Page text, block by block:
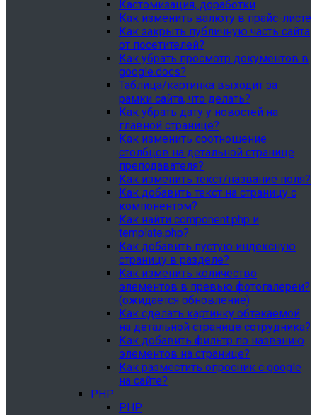
Кастомизация, доработки
Как изменить валюту в прайс-листе
Как закрыть публичную часть сайта
от посетителей?
Как убрать просмотр документов в
google.docs?
Таблица/картинка выходит за
рамки сайта, что делать?
Как убрать дату у новостей на
главной странице?
Как изменить соотношение
столбцов на детальной странице
преподавателя?
Как изменить текст/название поля?
Как добавить текст на страницу с
компонентом?
Как найти component.php и
template.php?
Как добавить пустую индексную
страницу в разделе?
Как изменить количество
элементов в превью фотогалереи?
(ожидается обновление)
Как сделать картинку обтекаемой
на детальной странице сотрудника?
Как добавить фильтр по названию
элементов на странице?
Как разместить опросник с google
на сайте?
PHP
PHP